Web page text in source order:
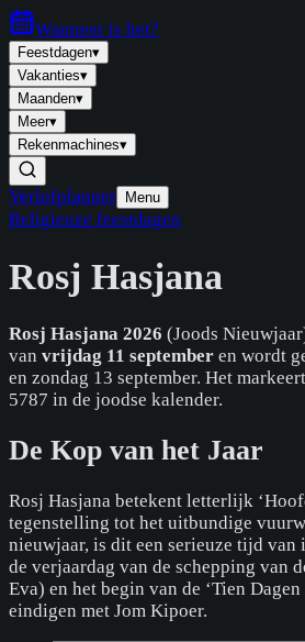
Wanneer is het?
Feestdagen▾
Vakanties▾
Maanden▾
Meer▾
Rekenmachines▾
Verlofplanner Menu
Religieuze feestdagen
Rosj Hasjana
Rosj Hasjana 2026 (Joods
van vrijdag 11 september en wordt
en zondag 13 september. Het
5787 in de joodse kalender.
De Kop van het Jaar
Rosj Hasjana betekent letterlijk
tegenstelling tot het uitbundige
nieuwjaar, is dit een serieuze tijd van
de verjaardag van de schepping van
Eva) en het begin van de ‘Tien
eindigen met Jom Kipoer.